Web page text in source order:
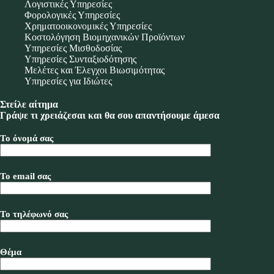
Λογιστικές Υπηρεσίες
Φορολογικές Υπηρεσίες
Χρηματοοικονομικές Υπηρεσίες
Κοστολόγηση Βιομηχανικών Προϊόντων
Υπηρεσίες Μισθοδοσίας
Υπηρεσίες Συνταξιοδότησης
Μελέτες και Έλεγχοι Βιωσιμότητας
Υπηρεσίες για Ιδιώτες
Στείλε αίτημα
Γράψε τι χρειάζεσαι και θα σου απαντήσουμε άμεσα
Το όνομά σας
Το email σας
Το τηλέφωνό σας
Θέμα